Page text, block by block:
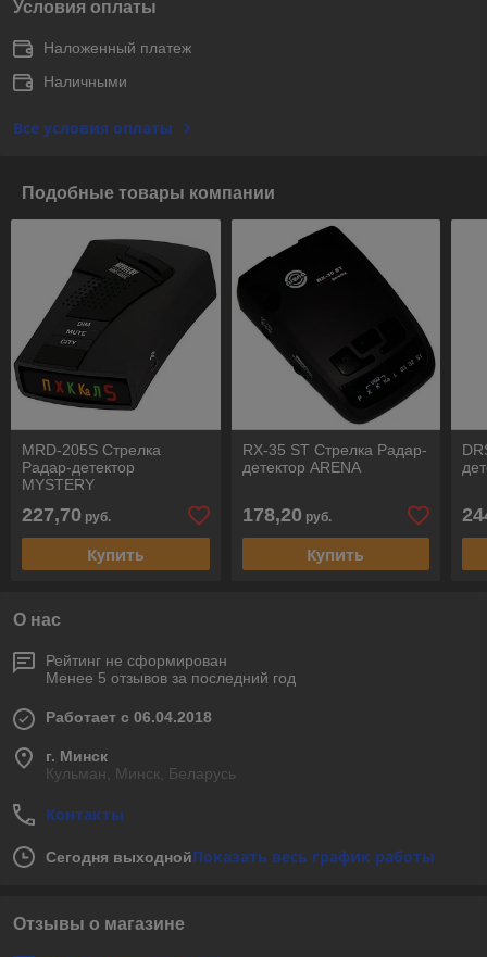
Условия оплаты
Наложенный платеж
Наличными
Все условия оплаты
Подобные товары компании
MRD-205S Стрелка
Радар-детектор
MYSTERY
227,70 руб.
Купить
RX-35 ST Стрелка Радар-
детектор ARENA
178,20 руб.
Купить
О нас
Рейтинг не сформирован
Менее 5 отзывов за последний год
Работает с 06.04.2018
г. Минск
Кульман, Минск, Беларусь
Контакты
Сегодня выходнойПоказать весь график работы
Отзывы о магазине